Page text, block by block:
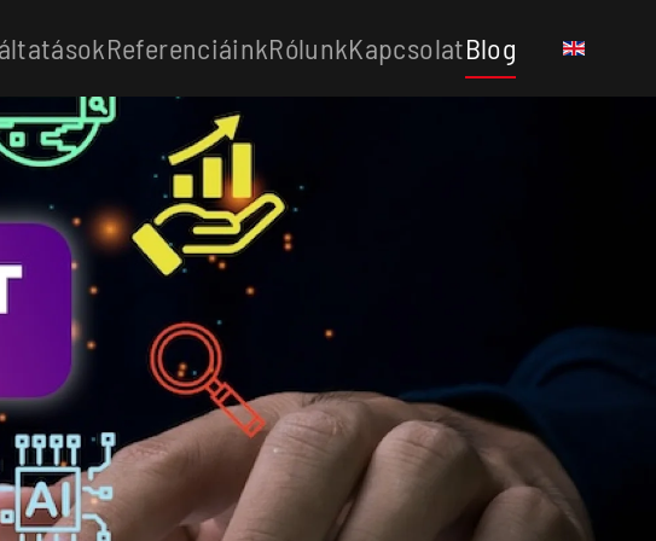
ReferenciáinkRólunkKapcsolatBlog